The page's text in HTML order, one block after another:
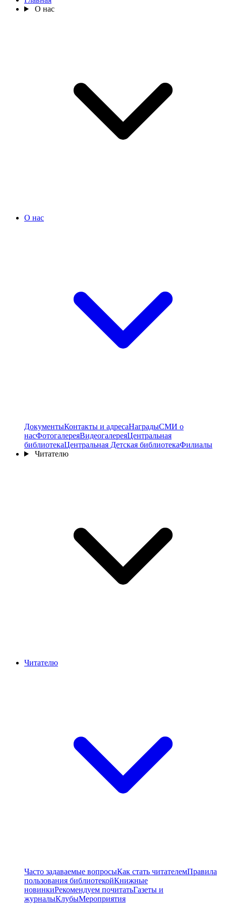
О нас
О нас
ДокументыКонтакты и адресаНаградыСМИ о
насФотогалереяВидеогалереяЦентральная
библиотекаЦентральная Детская библиотекаФилиалы
Читателю
Читателю
Часто задаваемые вопросыКак стать читателемПравила
пользования библиотекойКнижные
новинкиРекомендуем почитатьГазеты и
журналыКлубыМероприятия